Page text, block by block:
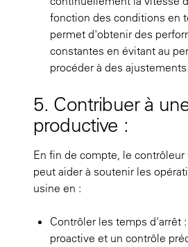
fonction des conditions en
permet d'obtenir des
constantes en évitant au
procéder à des
5. Contribuer à
productive :
En fin de compte, le contrôleur
peut aider à soutenir les
usine en :
Contrôler les temps d'arrêt
proactive et un contrôle